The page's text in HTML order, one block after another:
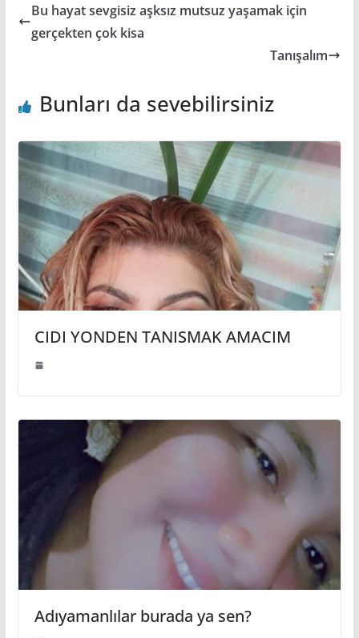
Bu hayat sevgisiz aşksız mutsuz yaşamak için
gerçekten çok kisa
Tanışalım
Bunları da sevebilirsiniz
CIDI YONDEN TANISMAK AMACIM
Adıyamanlılar burada ya sen?